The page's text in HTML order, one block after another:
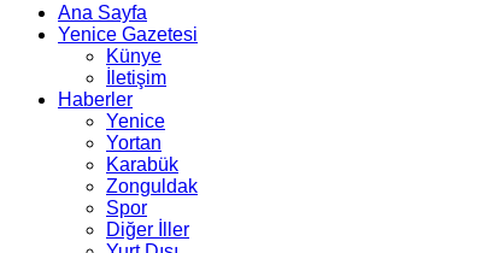
Ana Sayfa
Yenice Gazetesi
Künye
İletişim
Haberler
Yenice
Yortan
Karabük
Zonguldak
Spor
Diğer İller